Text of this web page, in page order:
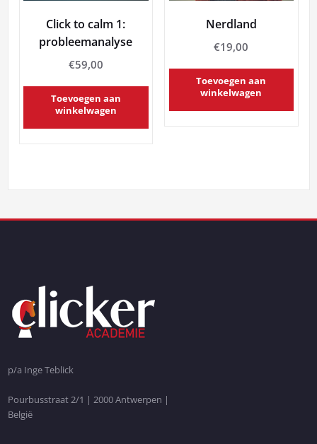
Click to calm 1:
probleemanalyse
€59,00
Toevoegen aan
winkelwagen
Nerdland
€19,00
Toevoegen aan
winkelwagen
p/a Inge Teblick
Pourbusstraat 2/1 | 2000 Antwerpen |
België